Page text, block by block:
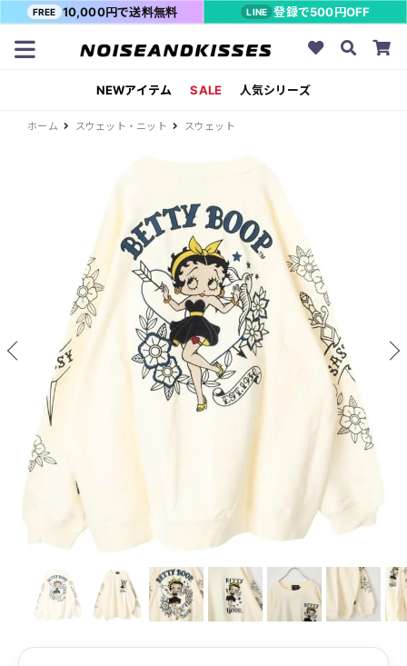
FREE 10,000円で送料無料 LINE 登録で500円OFF
NEWアイテム SALE 人気シリーズ
ホーム スウェット・ニット スウェット